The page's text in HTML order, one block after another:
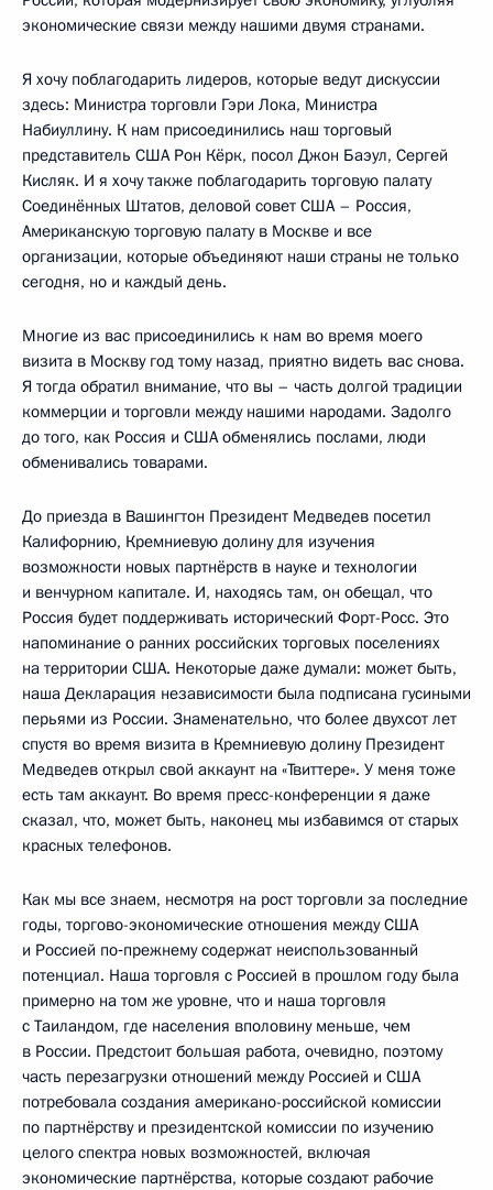
экономические связи между нашими двумя странами.
Я хочу поблагодарить лидеров, которые ведут дискуссии
здесь: Министра торговли Гэри Лока, Министра
Набиуллину. К нам присоединились наш торговый
представитель США Рон Кёрк, посол Джон Баэул, Сергей
Кисляк. И я хочу также поблагодарить торговую палату
Соединённых Штатов, деловой совет США – Россия,
Американскую торговую палату в Москве и все
организации, которые объединяют наши страны не только
сегодня, но и каждый день.
Многие из вас присоединились к нам во время моего
визита в Москву год тому назад, приятно видеть вас снова.
Я тогда обратил внимание, что вы – часть долгой традиции
коммерции и торговли между нашими народами. Задолго
до того, как Россия и США обменялись послами, люди
обменивались товарами.
До приезда в Вашингтон Президент Медведев посетил
Калифорнию, Кремниевую долину для изучения
возможности новых партнёрств в науке и технологии
и венчурном капитале. И, находясь там, он обещал, что
Россия будет поддерживать исторический Форт-Росс. Это
напоминание о ранних российских торговых поселениях
на территории США. Некоторые даже думали: может быть,
наша Декларация независимости была подписана гусиными
перьями из России. Знаменательно, что более двухсот лет
спустя во время визита в Кремниевую долину Президент
Медведев открыл свой аккаунт на «Твиттере». У меня тоже
есть там аккаунт. Во время пресс-конференции я даже
сказал, что, может быть, наконец мы избавимся от старых
красных телефонов.
Как мы все знаем, несмотря на рост торговли за последние
годы, торгово-экономические отношения между США
и Россией по‑прежнему содержат неиспользованный
потенциал. Наша торговля с Россией в прошлом году была
примерно на том же уровне, что и наша торговля
с Таиландом, где населения вполовину меньше, чем
в России. Предстоит большая работа, очевидно, поэтому
часть перезагрузки отношений между Россией и США
потребовала создания американо-российской комиссии
по партнёрству и президентской комиссии по изучению
целого спектра новых возможностей, включая
экономические партнёрства, которые создают рабочие